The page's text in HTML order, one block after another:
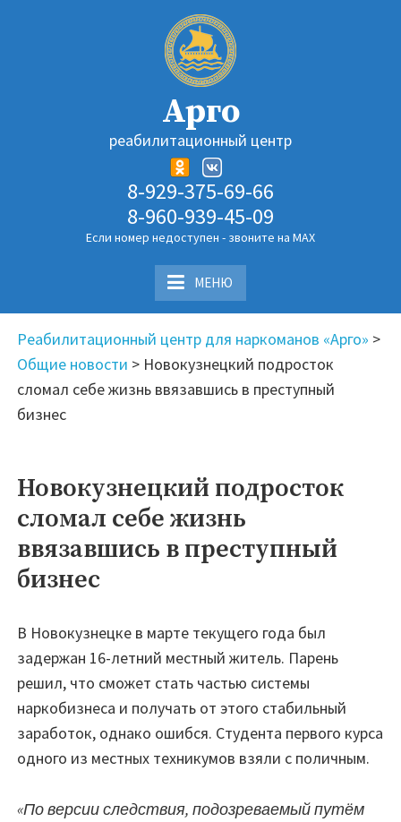
Арго
реабилитационный центр
8-929-375-69-66
8-960-939-45-09
Если номер недоступен - звоните на MAX
МЕНЮ
Реабилитационный центр для наркоманов «Арго» >
Общие новости > Новокузнецкий подросток
сломал себе жизнь ввязавшись в преступный
бизнес
Новокузнецкий подросток
сломал себе жизнь
ввязавшись в преступный
бизнес
В Новокузнецке в марте текущего года был
задержан 16-летний местный житель. Парень
решил, что сможет стать частью системы
наркобизнеса и получать от этого стабильный
заработок, однако ошибся. Студента первого курса
одного из местных техникумов взяли с поличным.
«По версии следствия, подозреваемый путём